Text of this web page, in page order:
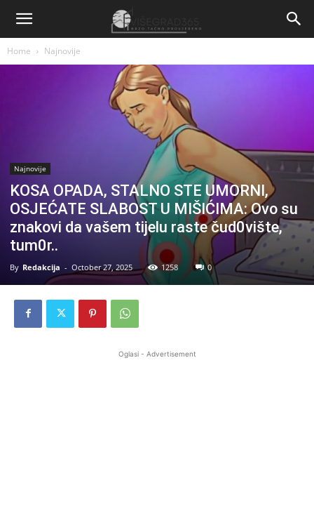
Home Najnovije
Najnovije
KOSA OPADA, STALNO STE UMORNI,
OSJEĆATE SLABOST U MIŠIĆIMA: Ovo su
znakovi da vašem tijelu raste čud0vište,
tum0r..
By Redakcija - October 27, 2025 1258 0
Oglasi - Advertisement